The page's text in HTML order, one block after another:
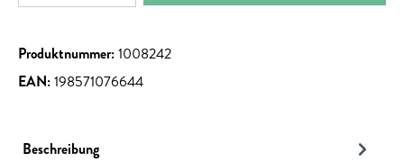
Produktnummer:1008242
EAN:198571076644
Beschreibung